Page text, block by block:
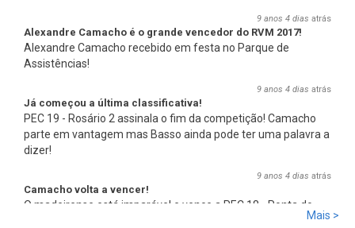
9 anos 4 dias atrás
Alexandre Camacho é o grande vencedor do RVM 2017!
Alexandre Camacho recebido em festa no Parque de
Assistências!
9 anos 4 dias atrás
Já começou a última classificativa!
PEC 19 - Rosário 2 assinala o fim da competição! Camacho
parte em vantagem mas Basso ainda pode ter uma palavra a
dizer!
9 anos 4 dias atrás
Camacho volta a vencer!
O madeirense está imparável e vence a PEC 18 - Ponta do
Pargo 2, com 00:08:08,0, mais 2,7s que Basso e mais 17,8sMais >